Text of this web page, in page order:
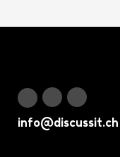
Discuss it auf
Discuss it
info@discussit.ch